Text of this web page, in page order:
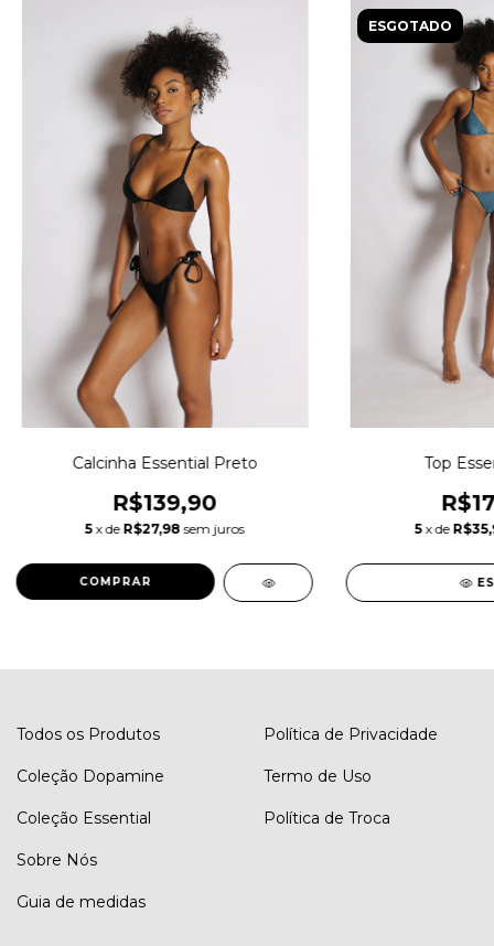
Calcinha Essential Preto
R$139,90
5 x de R$27,98 sem juros
COMPRAR
ESGOTADO
Top
5 x de
Todos os Produtos
Coleção Dopamine
Coleção Essential
Sobre Nós
Guia de medidas
Política de Privacidade
Termo de Uso
Política de Troca